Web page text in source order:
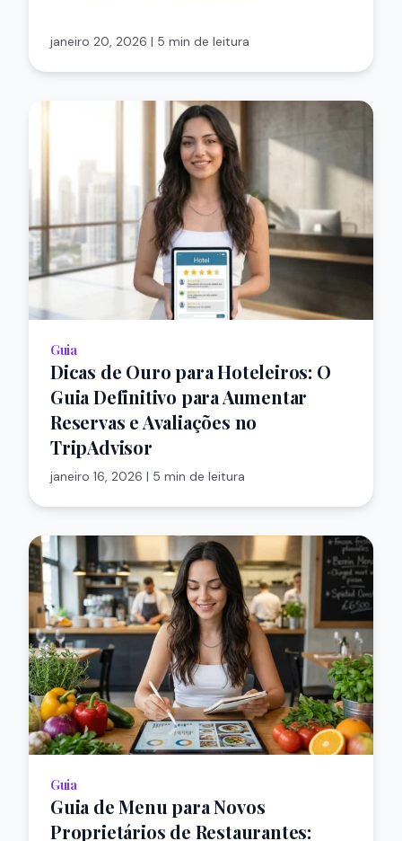
janeiro 20, 2026 | 5 min de leitura
Guia
Dicas de Ouro para Hoteleiros: O
Guia Definitivo para Aumentar
Reservas e Avaliações no
TripAdvisor
janeiro 16, 2026 | 5 min de leitura
Guia
Guia de Menu para Novos
Proprietários de Restaurantes: